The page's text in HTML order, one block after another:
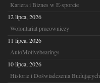
Kariera i Biznes w E-sporcie
12 lipca, 2026
Wolontariat pracowniczy
11 lipca, 2026
AutoMotivebearings
10 lipca, 2026
Historie i Doświadczenia Budujących